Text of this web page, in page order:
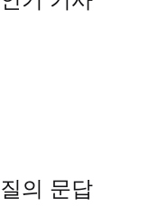
질의 문답